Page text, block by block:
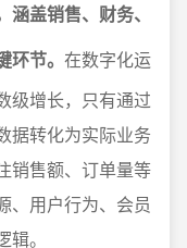
盖销售、财务、
节。 在数字化运
级增长，只有通过
据转化为实际业务
销售额、订单量等
、用户行为、会员
。